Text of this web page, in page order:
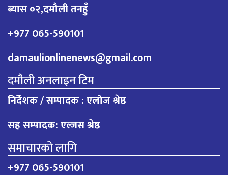
ब्यास ०२,दमौली तनहुँ
+977 065-590101
damaulionlinenews@gmail.com
दमौली अनलाइन टिम
निर्देशक / सम्पादक : एलोज श्रेष्ठ
सह सम्पादक: एल्जस श्रेष्ठ
समाचारको लागि
+977 065-590101